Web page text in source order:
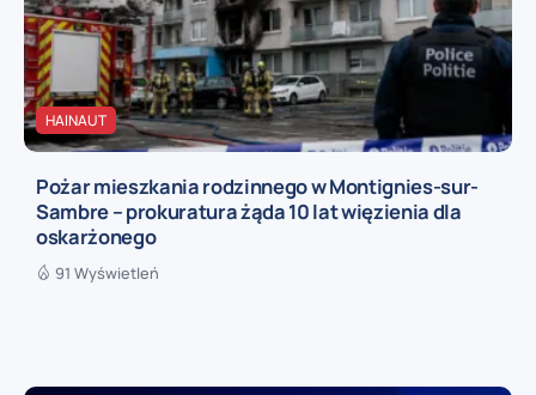
HAINAUT
Pożar mieszkania rodzinnego w Montignies-sur-
Sambre – prokuratura żąda 10 lat więzienia dla
oskarżonego
91 Wyświetleń